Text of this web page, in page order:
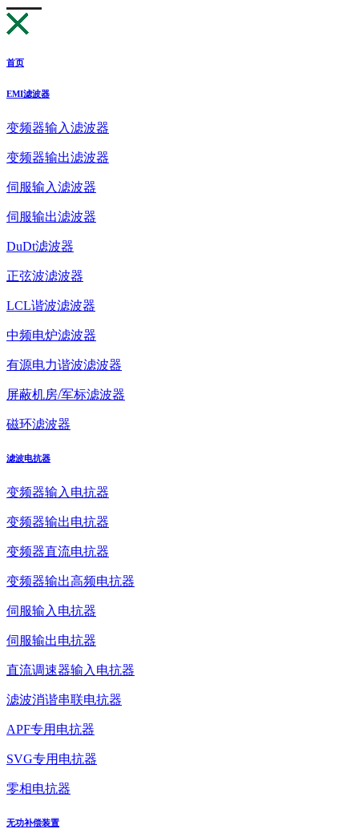
首页
EMI滤波器
变频器输入滤波器
变频器输出滤波器
伺服输入滤波器
伺服输出滤波器
DuDt滤波器
正弦波滤波器
LCL谐波滤波器
中频电炉滤波器
有源电力谐波滤波器
屏蔽机房/军标滤波器
磁环滤波器
滤波电抗器
变频器输入电抗器
变频器输出电抗器
变频器直流电抗器
变频器输出高频电抗器
伺服输入电抗器
伺服输出电抗器
直流调速器输入电抗器
滤波消谐串联电抗器
APF专用电抗器
SVG专用电抗器
零相电抗器
无功补偿装置